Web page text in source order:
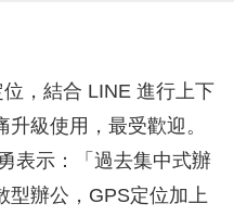
位，結合 LINE 進行上下
級使用，最受歡迎。
表示：「過去集中式辦
型辦公，GPS定位加上